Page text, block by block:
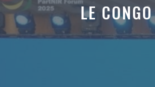
LE